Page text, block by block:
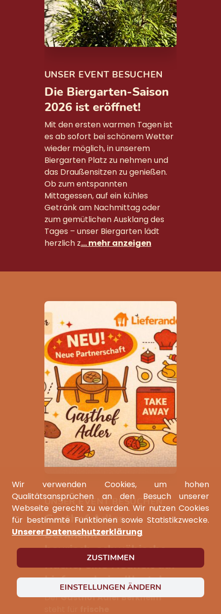
UNSER EVENT BESUCHEN
Die Biergarten‑Saison
2026 ist eröffnet!
Mit den ersten warmen Tagen ist
es ab sofort bei schönem Wetter
wieder möglich, in unserem
Biergarten Platz zu nehmen und
das Draußensitzen zu genießen.
Ob zum entspannten
Mittagessen, auf ein kühles
Getränk am Nachmittag oder
zum gemütlichen Ausklang des
Tages – unser Biergarten lädt
herzlich z… mehr anzeigen
UNSER EVENT BESUCHEN
Gasthof Adler
Berkheim –
bayrisch‑schwäbische
Küche, eine Neuheit auf
Lieferando im Illertal
DerGasthof Adler Berkheim
Wir verwenden Cookies, um hohen
Qualitätsansprüchen an den Besuch unserer
Webseite gerecht zu werden. Wir nutzen Cookies
für bestimmte Funktionen sowie Statistikzwecke.
Unserer Datenschutzerklärung
EINSTELLUNGEN ÄNDERN
ZUSTIMMEN